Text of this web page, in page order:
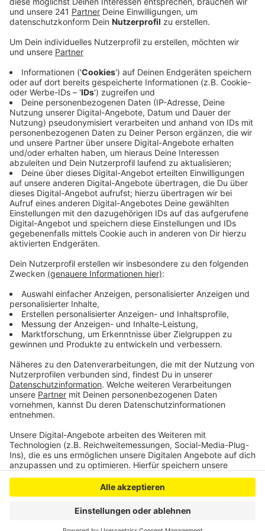
Anzeige
Lohmar. Sie schreiben, dass der Karneval unter
den aktuellen Corona-Umständen gesundheitlich
und wirtschaftlich nicht zu verantworten sei.
Anzeige
Die Vertreter der Festausschüsse und Komitees
bitten Laschet, die Session offiziell und
rechtsverbindlich abzusagen. Nur so könnten alle
Verträge für die Veranstaltungen ohne Kosten
aufgelöst werden. Ansonsten würden viele
Gesellschaften die Session wirtschaftlich nicht
überstehen, und dies sei eine ernsthafte Gefahr für
das Brauchtum. Landrat Schuster hatte Laschet
bereits im August in einem Brief gebeten, den Karneval
abzusagen, allerdings ohne Erfolg. Am Freitag wird in
der Düsseldorfer Staatskanzlei ein Karnevalsgipfel
stattfinden, an dem auch Bonner Vertreter teilnehmen.
CM
Anzeige